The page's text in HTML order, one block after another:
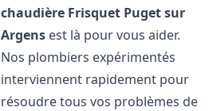
chaudière Frisquet Puget sur
Argens est là pour vous aider.
Nos plombiers expérimentés
interviennent rapidement pour
résoudre tous vos problèmes de